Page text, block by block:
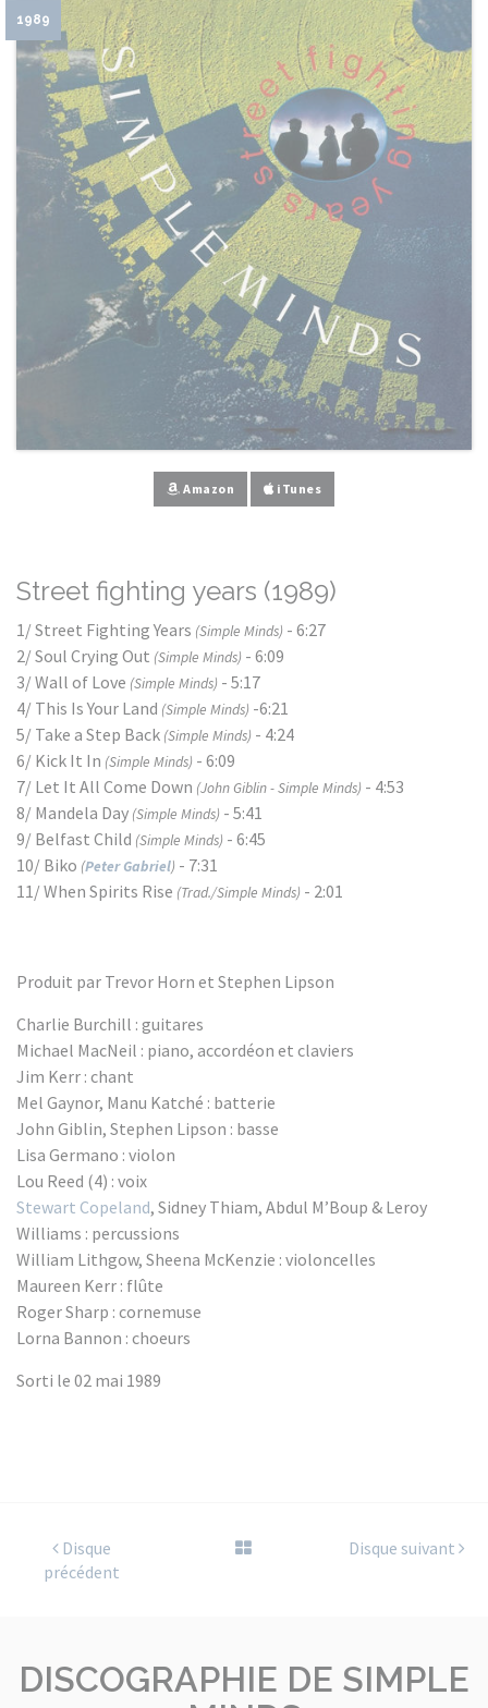
1989
Amazon iTunes
Street fighting years (1989)
1/ Street Fighting Years (Simple Minds) - 6:27
2/ Soul Crying Out (Simple Minds) - 6:09
3/ Wall of Love (Simple Minds) - 5:17
4/ This Is Your Land (Simple Minds) -6:21
5/ Take a Step Back (Simple Minds) - 4:24
6/ Kick It In (Simple Minds) - 6:09
7/ Let It All Come Down (John Giblin - Simple Minds) - 4:53
8/ Mandela Day (Simple Minds) - 5:41
9/ Belfast Child (Simple Minds) - 6:45
10/ Biko (Peter Gabriel) - 7:31
11/ When Spirits Rise (Trad./Simple Minds) - 2:01
Produit par Trevor Horn et Stephen Lipson
Charlie Burchill : guitares
Michael MacNeil : piano, accordéon et claviers
Jim Kerr : chant
Mel Gaynor, Manu Katché : batterie
John Giblin, Stephen Lipson : basse
Lisa Germano : violon
Lou Reed (4) : voix
Stewart Copeland, Sidney Thiam, Abdul M’Boup & Leroy
Williams : percussions
William Lithgow, Sheena McKenzie : violoncelles
Maureen Kerr : flûte
Roger Sharp : cornemuse
Lorna Bannon : choeurs
Sorti le 02 mai 1989
Disque
précédent
Disque suivant
DISCOGRAPHIE DE SIMPLE